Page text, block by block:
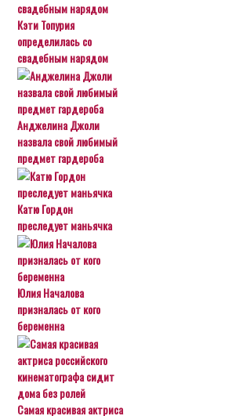
Кэти Топурия
определилась со
свадебным нарядом
Анджелина Джоли
назвала свой любимый
предмет гардероба
Катю Гордон
преследует маньячка
Юлия Началова
призналась от кого
беременна
Самая красивая актриса